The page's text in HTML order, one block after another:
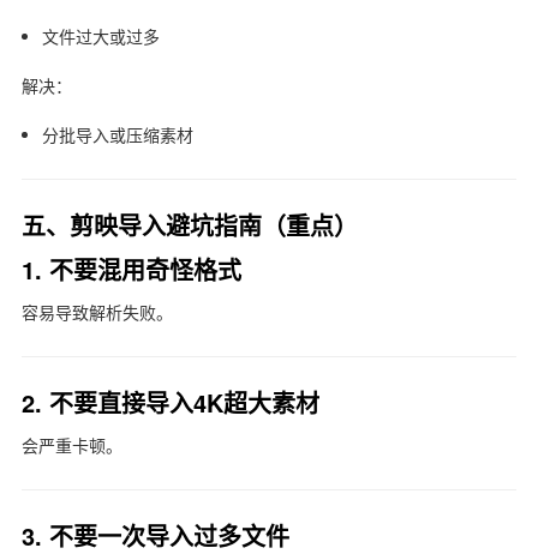
文件过大或过多
解决：
分批导入或压缩素材
五、剪映导入避坑指南（重点）
1. 不要混用奇怪格式
容易导致解析失败。
2. 不要直接导入4K超大素材
会严重卡顿。
3. 不要一次导入过多文件